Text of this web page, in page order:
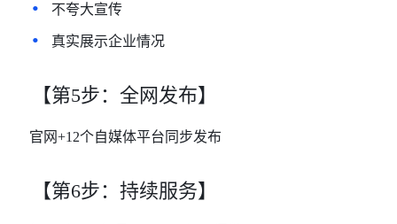
• 不夸大宣传
• 真实展⽰企业情况
【第5步：全网发布】
官网+12个自媒体平台同步发布
【第6步：持续服务】